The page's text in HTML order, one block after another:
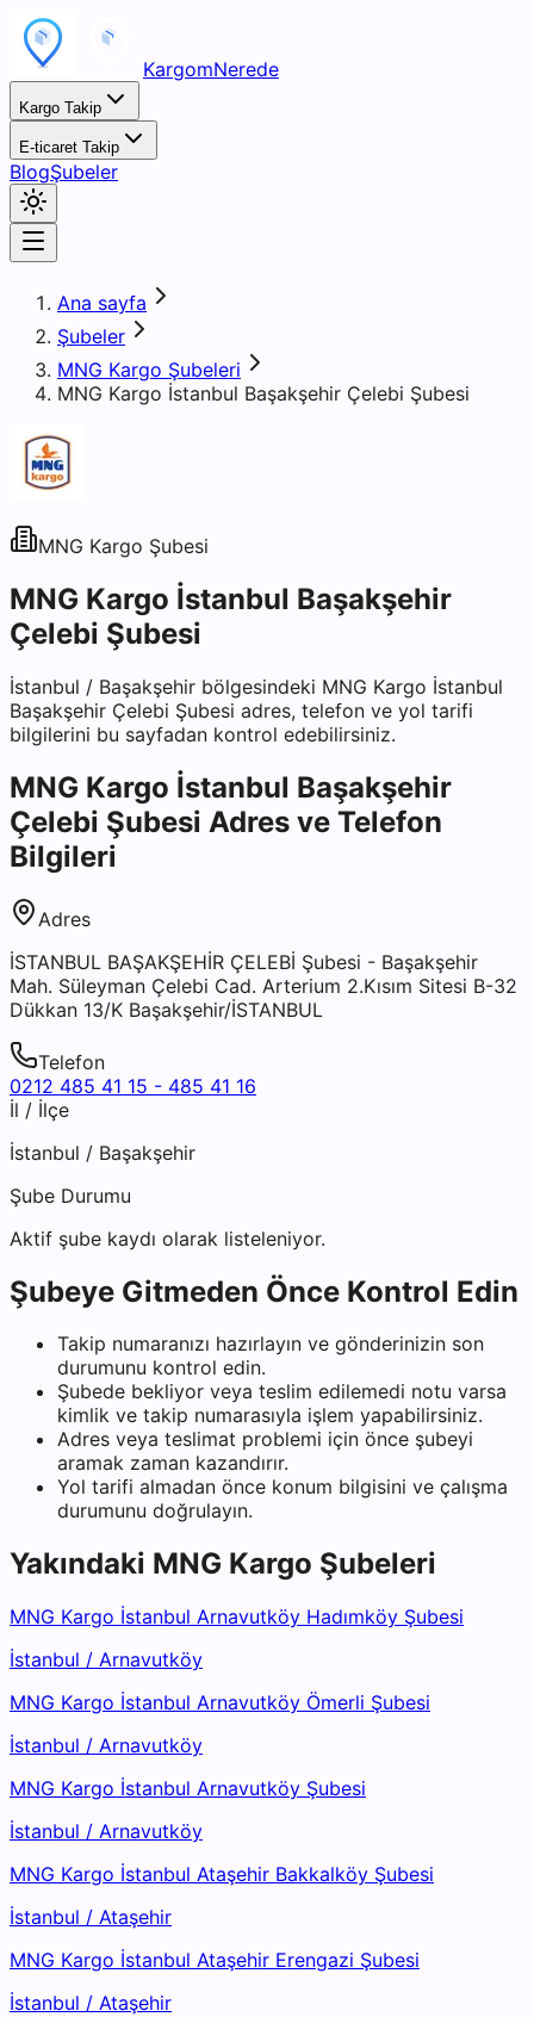
KargomNerede
Kargo Takip
E-ticaret Takip
BlogŞubeler
Ana sayfa
Şubeler
MNG Kargo Şubeleri
MNG Kargo İstanbul Başakşehir Çelebi Şubesi
MNG Kargo Şubesi
MNG Kargo İstanbul Başakşehir
Çelebi Şubesi
İstanbul / Başakşehir bölgesindeki MNG Kargo İstanbul
Başakşehir Çelebi Şubesi adres, telefon ve yol tarifi
bilgilerini bu sayfadan kontrol edebilirsiniz.
MNG Kargo İstanbul Başakşehir
Çelebi Şubesi Adres ve Telefon
Bilgileri
Adres
İSTANBUL BAŞAKŞEHİR ÇELEBİ Şubesi - Başakşehir
Mah. Süleyman Çelebi Cad. Arterium 2.Kısım Sitesi B-32
Dükkan 13/K Başakşehir/İSTANBUL
Telefon
0212 485 41 15 - 485 41 16
İl / İlçe
İstanbul / Başakşehir
Şube Durumu
Aktif şube kaydı olarak listeleniyor.
Şubeye Gitmeden Önce Kontrol Edin
Takip numaranızı hazırlayın ve gönderinizin son
durumunu kontrol edin.
Şubede bekliyor veya teslim edilemedi notu varsa
kimlik ve takip numarasıyla işlem yapabilirsiniz.
Adres veya teslimat problemi için önce şubeyi
aramak zaman kazandırır.
Yol tarifi almadan önce konum bilgisini ve çalışma
durumunu doğrulayın.
Yakındaki MNG Kargo Şubeleri
MNG Kargo İstanbul Arnavutköy Hadımköy Şubesi
İstanbul / Arnavutköy
MNG Kargo İstanbul Arnavutköy Ömerli Şubesi
İstanbul / Arnavutköy
MNG Kargo İstanbul Arnavutköy Şubesi
İstanbul / Arnavutköy
MNG Kargo İstanbul Ataşehir Bakkalköy Şubesi
İstanbul / Ataşehir
MNG Kargo İstanbul Ataşehir Erengazi Şubesi
İstanbul / Ataşehir